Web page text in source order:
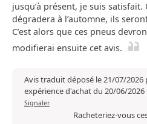
jusqu’à présent, je suis
dégradera à l’automne, ils
C’est alors que ces pneus
modifierai ensuite cet avis.
Avis traduit déposé le 21/07/2026
expérience d'achat du 20/06/2026
Signaler
Racheteriez-vous